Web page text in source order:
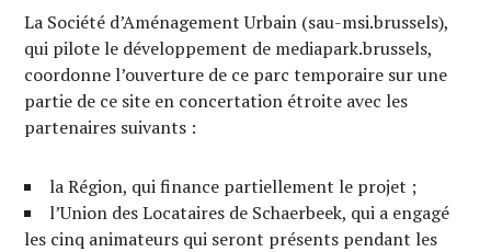
La Société d’Aménagement Urbain (sau-msi.brussels),
qui pilote le développement de mediapark.brussels,
coordonne l’ouverture de ce parc temporaire sur une
partie de ce site en concertation étroite avec les
partenaires suivants :
la Région, qui finance partiellement le projet ;
l’Union des Locataires de Schaerbeek, qui a engagé
les cinq animateurs qui seront présents pendant les